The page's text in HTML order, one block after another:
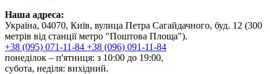
Наша адреса:
Україна, 04070, Київ, вулица Петра Сагайдачного, буд. 12 (300
метрів від станції метро "Поштова Площа").
+38 (095) 071-11-84 +38 (096) 091-11-84
понеділок – п'ятниця: з 10:00 до 19:00,
субота, неділя: вихідний.